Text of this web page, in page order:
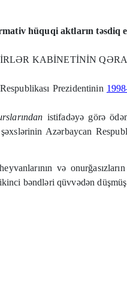
hüquqi aktların təsdiq
KABİNETİNİN
Prezidentinin
istifadəyə görə
Azərbaycan
və
bəndləri qüvvədən